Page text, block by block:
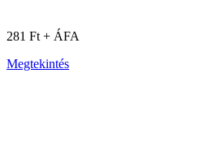
281 Ft + ÁFA
Megtekintés